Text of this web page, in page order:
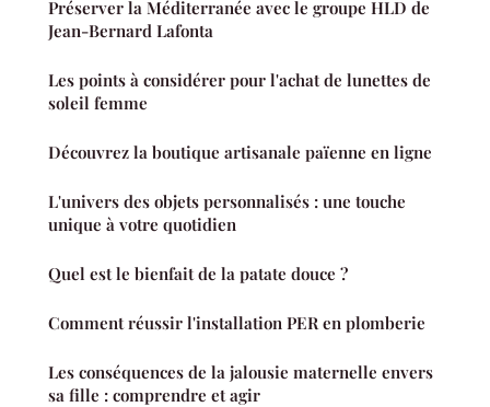
Préserver la Méditerranée avec le groupe HLD de
Jean-Bernard Lafonta
Les points à considérer pour l'achat de lunettes de
soleil femme
Découvrez la boutique artisanale païenne en ligne
L'univers des objets personnalisés : une touche
unique à votre quotidien
Quel est le bienfait de la patate douce ?
Comment réussir l'installation PER en plomberie
Les conséquences de la jalousie maternelle envers
sa fille : comprendre et agir